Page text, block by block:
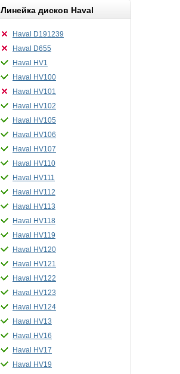
Линейка дисков Haval
Haval D191239
Haval D655
Haval HV1
Haval HV100
Haval HV101
Haval HV102
Haval HV105
Haval HV106
Haval HV107
Haval HV110
Haval HV111
Haval HV112
Haval HV113
Haval HV118
Haval HV119
Haval HV120
Haval HV121
Haval HV122
Haval HV123
Haval HV124
Haval HV13
Haval HV16
Haval HV17
Haval HV19